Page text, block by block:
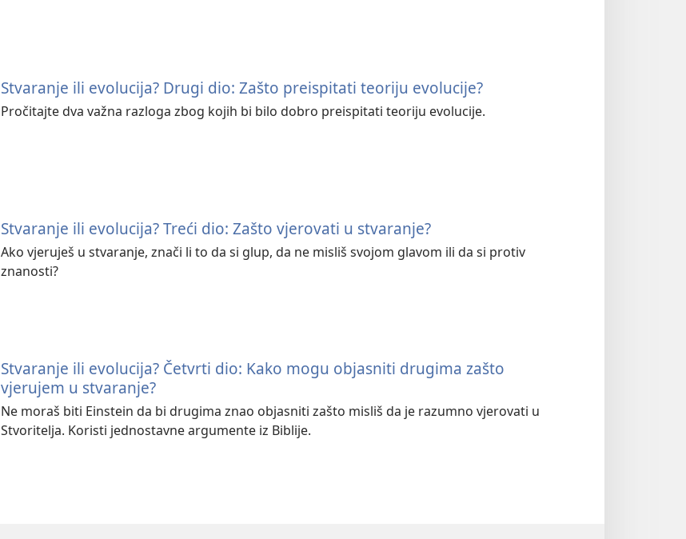
Stvaranje ili evolucija? Drugi dio: Zašto preispitati teoriju evolucije?
Pročitajte dva važna razloga zbog kojih bi bilo dobro preispitati teoriju evolucije.
Stvaranje ili evolucija? Treći dio: Zašto vjerovati u stvaranje?
Ako vjeruješ u stvaranje, znači li to da si glup, da ne misliš svojom glavom ili da si protiv
znanosti?
Stvaranje ili evolucija? Četvrti dio: Kako mogu objasniti drugima zašto
vjerujem u stvaranje?
Ne moraš biti Einstein da bi drugima znao objasniti zašto misliš da je razumno vjerovati u
Stvoritelja. Koristi jednostavne argumente iz Biblije.